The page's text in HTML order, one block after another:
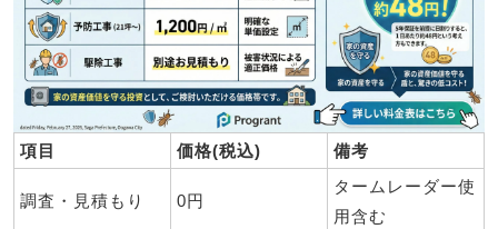
項目 価格(税込) 備考
調査・見積もり 0円
タームレーダー使
用含む